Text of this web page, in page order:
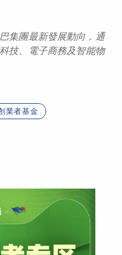
集團最新發展動向，通
科技、 電子商務及智能物
業者基金